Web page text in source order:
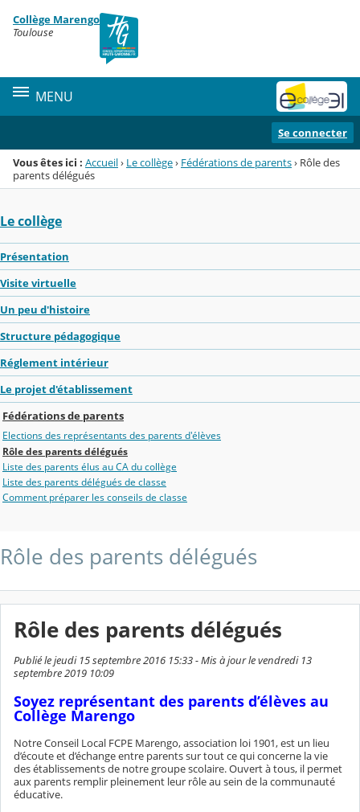
Menu de la rubrique
Contenu
Collège Marengo
Toulouse
MENU
Se connecter
Vous êtes ici : Accueil› Le collège› Fédérations de parents› Rôle des
parents délégués
Le collège
Présentation
Visite virtuelle
Un peu d'histoire
Structure pédagogique
Réglement intérieur
Le projet d'établissement
Fédérations de parents
Elections des représentants des parents d'élèves
Rôle des parents délégués
Liste des parents élus au CA du collège
Liste des parents délégués de classe
Comment préparer les conseils de classe
Rôle des parents délégués
Rôle des parents délégués
Publié le jeudi 15 septembre 2016 15:33 - Mis à jour le vendredi 13
septembre 2019 10:09
Soyez représentant des parents d’élèves au
Collège Marengo
Notre Conseil Local FCPE Marengo, association loi 1901, est un lieu
d’écoute et d’échange entre parents sur tout ce qui concerne la vie
des établissements de notre groupe scolaire. Ouvert à tous, il permet
aux parents remplir pleinement leur rôle au sein de la communauté
éducative.